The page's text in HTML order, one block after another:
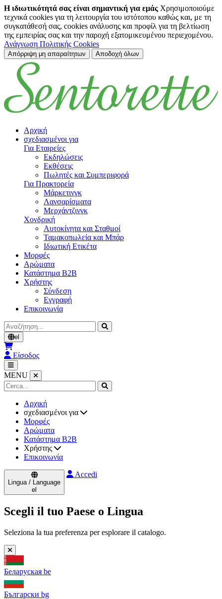
Η ιδιωτικότητά σας είναι σημαντική για εμάς Χρησιμοποιούμε
τεχνικά cookies για τη λειτουργία του ιστότοπου καθώς και, με τη
συγκατάθεσή σας, cookies ανάλυσης και προφίλ για τη βελτίωση
της εμπειρίας σας και την παροχή εξατομικευμένου περιεχομένου.
Ανάγνωση Πολιτικής Cookies
Απόρριψη μη απαραίτητων Αποδοχή όλων
Μετάβαση στο κύριο περιεχόμενο
Αρχική
σχεδιασμένοι για
Για Εταιρείες
Εκδηλώσεις
Εκθέσεις
Πωλητές και Συμπεριφορά
Για Πρακτορεία
Μάρκετινγκ
Λανσαρίσματα
Μερχάντζινγκ
Χονδρική
Αυτοκίνητα και Σταθμοί
Ταμακοπωλεία και Μπάρ
Ιδιωτική Ετικέτα
Μορφές
Αρώματα
Κατάστημα B2B
Χρήστης
Σύνδεση
Εγγραφή
Επικοινωνία
Αναζήτηση
el
Είσοδος
MENU
Αρχική
σχεδιασμένοι για
Μορφές
Αρώματα
Κατάστημα B2B
Χρήστης
Επικοινωνία
Lingua / Language
el
Accedi
Scegli il tuo Paese o Lingua
Seleziona la tua preferenza per esplorare il catalogo.
Беларуская be
Български bg